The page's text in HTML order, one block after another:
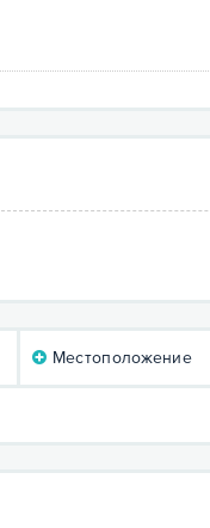
Местоположение